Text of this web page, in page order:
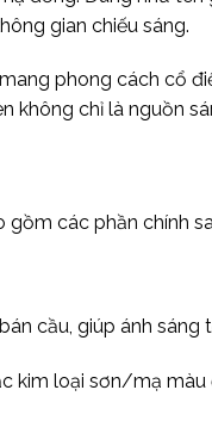
gian chiếu sáng.
phong cách cổ
không chỉ là nguồn
các phần chính
cầu, giúp ánh
kim loại sơn/mạ màu